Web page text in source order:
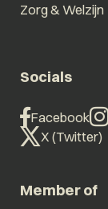
Zorg & Welzijn
Socials
Facebook
X (Twitter)
Member of